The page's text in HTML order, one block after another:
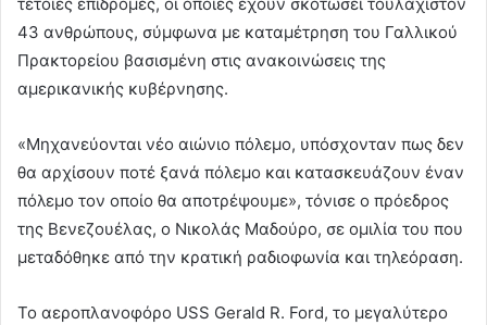
τέτοιες επιδρομές, οι οποίες έχουν σκοτώσει τουλάχιστον
43 ανθρώπους, σύμφωνα με καταμέτρηση του Γαλλικού
Πρακτορείου βασισμένη στις ανακοινώσεις της
αμερικανικής κυβέρνησης.
«Μηχανεύονται νέο αιώνιο πόλεμο, υπόσχονταν πως δεν
θα αρχίσουν ποτέ ξανά πόλεμο και κατασκευάζουν έναν
πόλεμο τον οποίο θα αποτρέψουμε», τόνισε ο πρόεδρος
της Βενεζουέλας, ο Νικολάς Μαδούρο, σε ομιλία του που
μεταδόθηκε από την κρατική ραδιοφωνία και τηλεόραση.
Το αεροπλανοφόρο USS Gerald R. Ford, το μεγαλύτερο